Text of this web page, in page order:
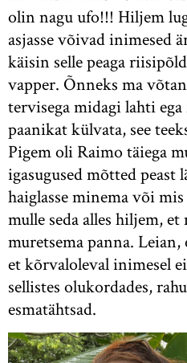
olin nagu ufo!!! Hiljem
asjasse võivad inimesed
käisin selle peaga
vapper. Õnneks ma
tervisega midagi lahti
paanikat külvata, see
Pigem oli Raimo täiega
igasugused mõtted peast
haiglasse minema või mis
mulle seda alles hiljem,
muretsema panna.
et kõrvaloleval inimesel
sellistes olukordades,
esmatähtsad.